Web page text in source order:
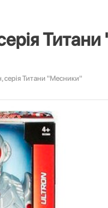
серія Титани "Месники"